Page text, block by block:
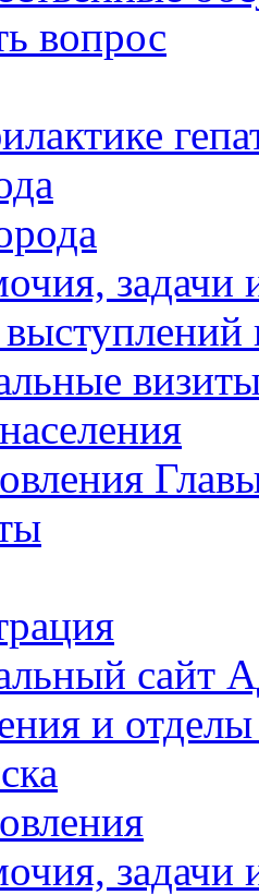
вопрос
задачи
сайт
и
задачи